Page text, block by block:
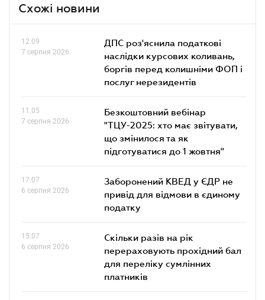
Схожі новини
12.09
7 серпня 2026
ДПС роз'яснила податкові
наслідки курсових коливань,
боргів перед колишніми ФОП і
послуг нерезидентів
11.05
7 серпня 2026
Безкоштовний вебінар
"ТЦУ-2025: хто має звітувати,
що змінилося та як
підготуватися до 1 жовтня"
17.07
6 серпня 2026
Заборонений КВЕД у ЄДР не
привід для відмови в єдиному
податку
15.07
6 серпня 2026
Скільки разів на рік
перераховують прохідний бал
для переліку сумлінних
платників